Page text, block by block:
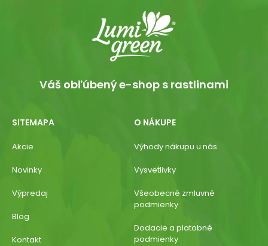
Váš obľúbený e-shop s rastlinami
SITEMAPA
Akcie
Novinky
Výpredaj
Blog
Kontakt
O NÁKUPE
Výhody nákupu u nás
Vysvetlivky
Všeobecné zmluvné
podmienky
Dodacie a platobné
podmienky